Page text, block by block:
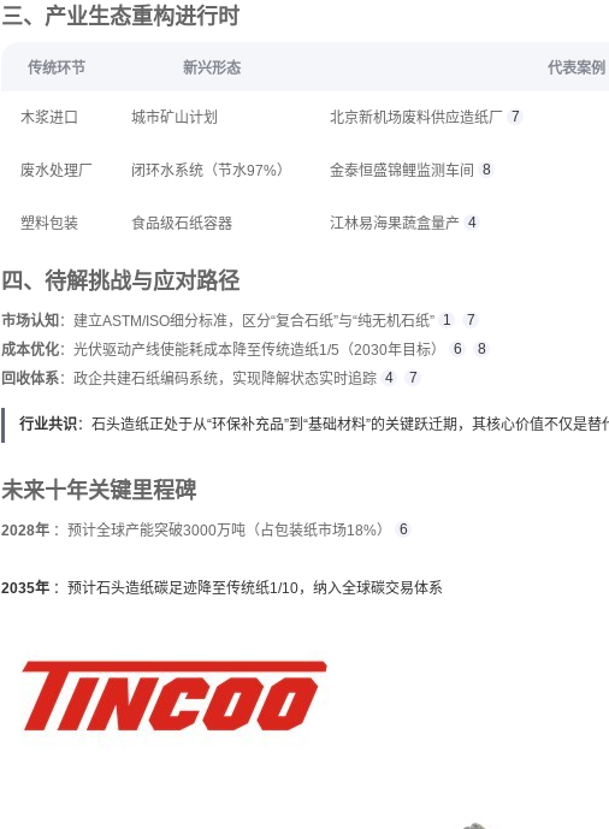
三、产业生态重构进行时
传统环节 新兴形态 代表案例
木浆进口 城市矿山计划 北京新机场废料供应造纸厂 7
废水处理厂 闭环水系统（节水97%） 金泰恒盛锦鲤监测车间 8
塑料包装 食品级石纸容器 江林易海果蔬盒量产 4
四、待解挑战与应对路径
市场认知 ‌：建立ASTM/ISO细分标准，区分“复合石纸”与“纯无机石纸” 1
7
成本优化‌：光伏驱动产线使能耗成本降至传统造纸1/5（2030年目标） 6
8
回收体系‌：政企共建石纸编码系统，实现降解状态实时追踪 4 7
行业共识：石头造纸正处于从“环保补充品”到“基础材料”的关键跃迁期，其核心价值不仅是
未来十年关键里程碑
2028年 ‌ ：预计全球产能突破3000万吨（占包装纸市场18%） 6
2035年 ‌ ：预计石头造纸碳足迹降至传统纸1/10，纳入全球碳交易体系